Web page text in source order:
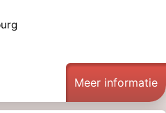
Meer informatie